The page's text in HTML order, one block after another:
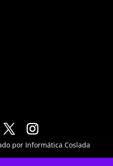
por Informática Coslada